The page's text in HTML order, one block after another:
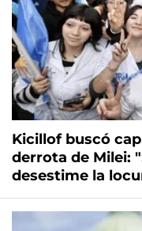
Kicillof buscó
derrota de Milei:
desestime la